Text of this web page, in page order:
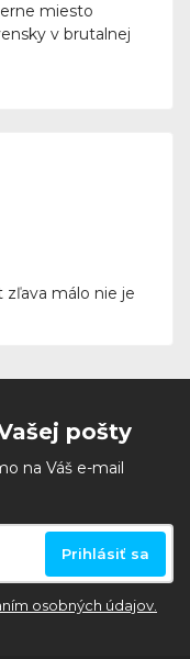
miesto
v brutalnej
zľava málo nie je
pošty
na Váš e-mail
Prihlásiť sa
osobných údajov.